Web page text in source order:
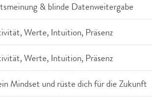
& blinde Datenweitergabe
Werte, Intuition, Präsenz
Werte, Intuition, Präsenz
Mindset und rüste dich für die Zukunft